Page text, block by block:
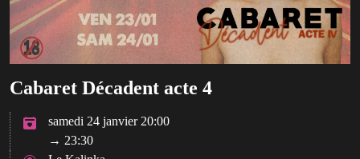
Cabaret Décadent acte 4
samedi 24 janvier 20:00
→ 23:30